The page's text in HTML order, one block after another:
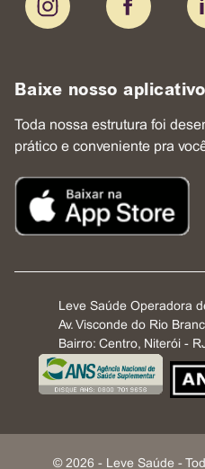
Baixe nosso aplicativo
Toda nossa estrutura foi
prático e conveniente pra
Leve Saúde Operadora
Av. Visconde do Rio
Bairro: Centro, Niterói -
© 2026 - Leve Saúde -